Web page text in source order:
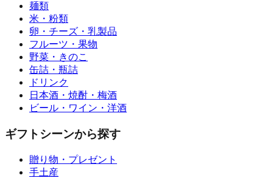
麺類
米・粉類
卵・チーズ・乳製品
フルーツ・果物
野菜・きのこ
缶詰・瓶詰
ドリンク
日本酒・焼酎・梅酒
ビール・ワイン・洋酒
ギフトシーンから探す
贈り物・プレゼント
手土産